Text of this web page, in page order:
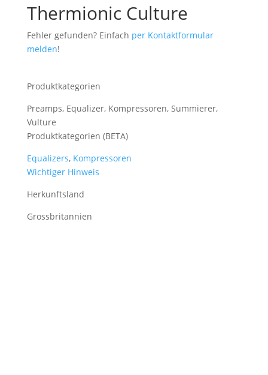
Thermionic Culture
Fehler gefunden? Einfach per Kontaktformular
melden!
Produktkategorien
Preamps, Equalizer, Kompressoren, Summierer,
Vulture
Produktkategorien (BETA)
Equalizers, Kompressoren
Wichtiger Hinweis
Herkunftsland
Grossbritannien